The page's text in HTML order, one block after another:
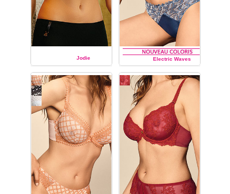
Jodie
LOUISA BRACQ
Electric Waves
LOUISA BRACQ